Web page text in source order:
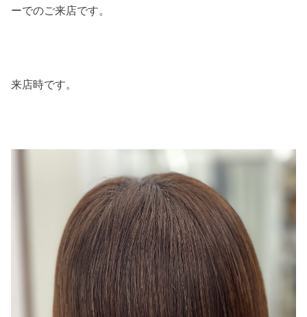
ーでのご来店です。
来店時です。